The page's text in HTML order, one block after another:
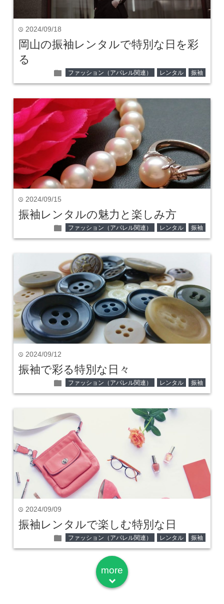
time 2024/09/18
岡山の振袖レンタルで特別な日を彩
る
folder ファッション（アパレル関連） レンタル 振袖
time 2024/09/15
振袖レンタルの魅力と楽しみ方
folder ファッション（アパレル関連） レンタル 振袖
time 2024/09/12
振袖で彩る特別な日々
folder ファッション（アパレル関連） レンタル 振袖
time 2024/09/09
振袖レンタルで楽しむ特別な日
folder ファッション（アパレル関連） レンタル 振袖
more
down